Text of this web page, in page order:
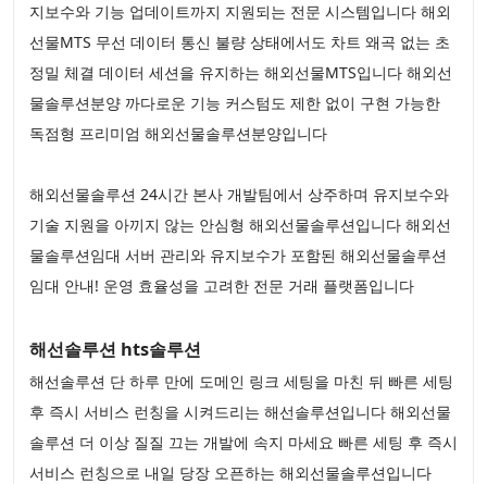
지보수와 기능 업데이트까지 지원되는 전문 시스템입니다 해외
선물MTS 무선 데이터 통신 불량 상태에서도 차트 왜곡 없는 초
정밀 체결 데이터 세션을 유지하는 해외선물MTS입니다 해외선
물솔루션분양 까다로운 기능 커스텀도 제한 없이 구현 가능한
독점형 프리미엄 해외선물솔루션분양입니다
해외선물솔루션 24시간 본사 개발팀에서 상주하며 유지보수와
기술 지원을 아끼지 않는 안심형 해외선물솔루션입니다 해외선
물솔루션임대 서버 관리와 유지보수가 포함된 해외선물솔루션
임대 안내! 운영 효율성을 고려한 전문 거래 플랫폼입니다
해선솔루션 hts솔루션
해선솔루션 단 하루 만에 도메인 링크 세팅을 마친 뒤 빠른 세팅
후 즉시 서비스 런칭을 시켜드리는 해선솔루션입니다 해외선물
솔루션 더 이상 질질 끄는 개발에 속지 마세요 빠른 세팅 후 즉시
서비스 런칭으로 내일 당장 오픈하는 해외선물솔루션입니다